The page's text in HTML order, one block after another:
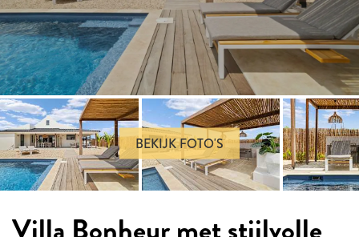
BEKIJK FOTO'S